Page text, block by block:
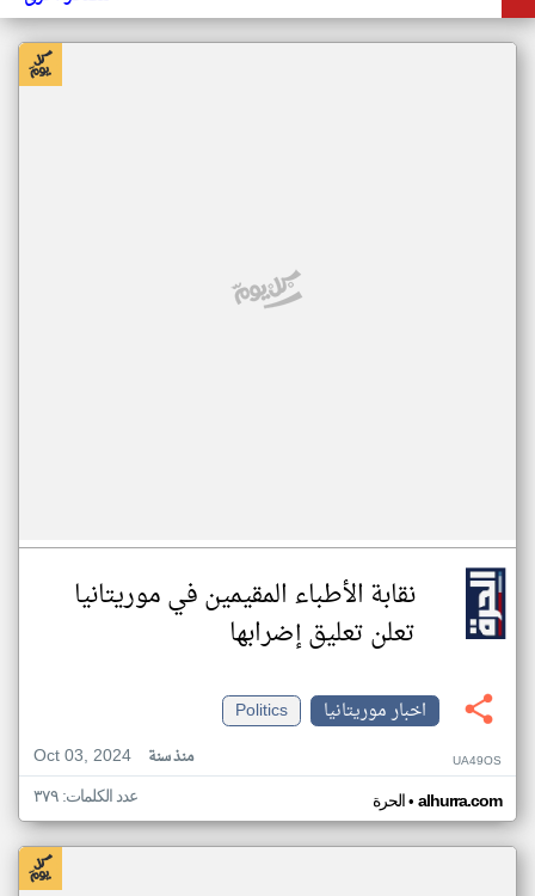
نقابة الأطباء المقيمين في موريتانيا
تعلن تعليق إضرابها
اخبار موريتانيا
Politics
Oct 03, 2024
منذ سنة UA49OS
الحرة• alhurra.com عدد الكلمات: ٣٧٩